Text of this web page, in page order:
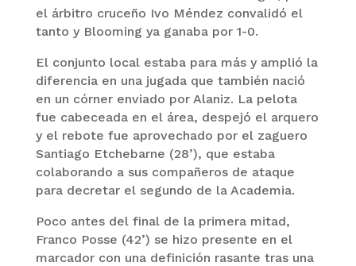
el árbitro cruceño Ivo Méndez convalidó el
tanto y Blooming ya ganaba por 1-0.
El conjunto local estaba para más y amplió la
diferencia en una jugada que también nació
en un córner enviado por Alaniz. La pelota
fue cabeceada en el área, despejó el arquero
y el rebote fue aprovechado por el zaguero
Santiago Etchebarne (28’), que estaba
colaborando a sus compañeros de ataque
para decretar el segundo de la Academia.
Poco antes del final de la primera mitad,
Franco Posse (42’) se hizo presente en el
marcador con una definición rasante tras una